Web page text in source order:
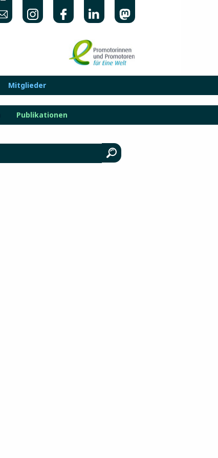
Mitglieder
Publikationen